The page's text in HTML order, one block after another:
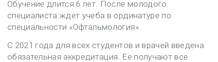
Обучение длится 6 лет. После молодого
специалиста ждет учеба в ординатуре по
специальности «Офтальмология».
С 2021 года для всех студентов и врачей введена
обязательная аккредитация. Ее получают все